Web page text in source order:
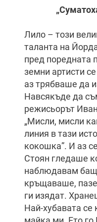
„Суматоха”,
Лило – този
таланта на
пред поредната
земни артисти
аз трябваше да
Навсякъде да
режисьорът
„Мисли, мисли
линия в тази
кокошка”. И аз
Стоян гледаше
наблюдавам
кръщаваше,
ги изядат.
Най-хубавата